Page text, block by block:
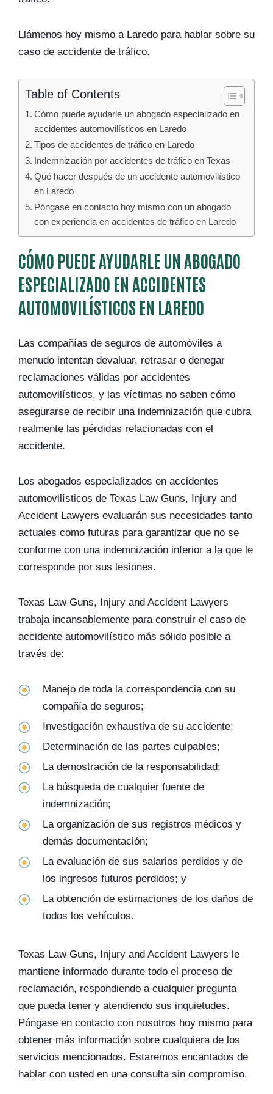
Llámenos hoy mismo a Laredo para hablar sobre su
caso de accidente de tráfico.
Table of Contents
Cómo puede ayudarle un abogado especializado en
accidentes automovilísticos en Laredo
Tipos de accidentes de tráfico en Laredo
Indemnización por accidentes de tráfico en Texas
Qué hacer después de un accidente automovilístico
en Laredo
Póngase en contacto hoy mismo con un abogado
con experiencia en accidentes de tráfico en Laredo
CÓMO PUEDE AYUDARLE UN ABOGADO
ESPECIALIZADO EN ACCIDENTES
AUTOMOVILÍSTICOS EN LAREDO
Las compañías de seguros de automóviles a
menudo intentan devaluar, retrasar o denegar
reclamaciones válidas por accidentes
automovilísticos, y las víctimas no saben cómo
asegurarse de recibir una indemnización que cubra
realmente las pérdidas relacionadas con el
accidente.
Los abogados especializados en accidentes
automovilísticos de Texas Law Guns, Injury and
Accident Lawyers evaluarán sus necesidades tanto
actuales como futuras para garantizar que no se
conforme con una indemnización inferior a la que le
corresponde por sus lesiones.
Texas Law Guns, Injury and Accident Lawyers
trabaja incansablemente para construir el caso de
accidente automovilístico más sólido posible a
través de:
Manejo de toda la correspondencia con su
compañía de seguros;
Investigación exhaustiva de su accidente;
Determinación de las partes culpables;
La demostración de la responsabilidad;
La búsqueda de cualquier fuente de
indemnización;
La organización de sus registros médicos y
demás documentación;
La evaluación de sus salarios perdidos y de
los ingresos futuros perdidos; y
La obtención de estimaciones de los daños de
todos los vehículos.
Texas Law Guns, Injury and Accident Lawyers le
mantiene informado durante todo el proceso de
reclamación, respondiendo a cualquier pregunta
que pueda tener y atendiendo sus inquietudes.
Póngase en contacto con nosotros hoy mismo para
obtener más información sobre cualquiera de los
servicios mencionados. Estaremos encantados de
hablar con usted en una consulta sin compromiso.